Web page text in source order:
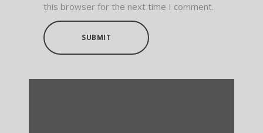
this browser for the next time I comment.
SUBMIT